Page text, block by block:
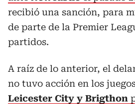
recibió una sanción, para
de parte de la Premier
partidos.
A raíz de lo anterior, el
no tuvo acción en los
Leicester City y Brigthon